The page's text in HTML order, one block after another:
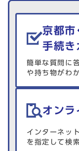
生活情報を
京都市
手続き
簡単な質問に
や持ち物がわ
オンラ
インターネッ
を指定して検